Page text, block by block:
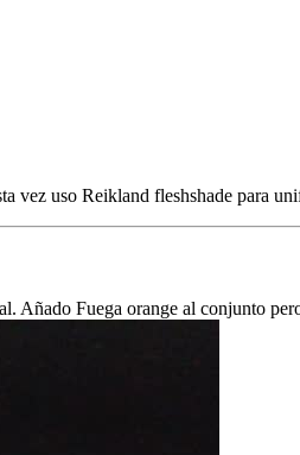
vez uso Reikland fleshshade para
Fuega orange al conjunto